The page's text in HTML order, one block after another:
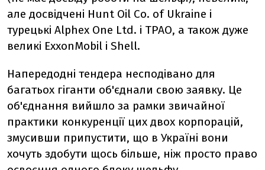
але досвідчені Hunt Oil Co. of Ukraine і
турецькі Alphex One Ltd. і TРАО, а також дуже
великі ExxonMobil і Shell.
Напередодні тендера несподівано для
багатьох гіганти об'єднали свою заявку. Це
об'єднання вийшло за рамки звичайної
практики конкуренції цих двох корпорацій,
змусивши припустити, що в Україні вони
хочуть здобути щось більше, ніж просто право